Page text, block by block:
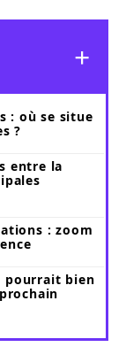
: où se situe
?
entre la
: zoom
pourrait bien